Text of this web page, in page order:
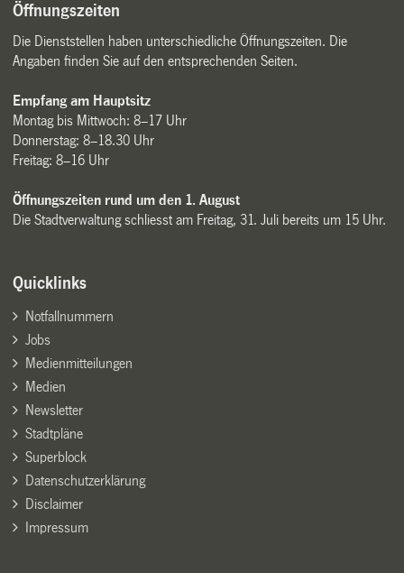
Öffnungszeiten
Die Dienststellen haben unterschiedliche Öffnungszeiten. Die
Angaben finden Sie auf den entsprechenden Seiten.
Empfang am Hauptsitz
Montag bis Mittwoch: 8–17 Uhr
Donnerstag: 8–18.30 Uhr
Freitag: 8–16 Uhr
Öffnungszeiten rund um den 1. August
Die Stadtverwaltung schliesst am Freitag, 31. Juli bereits um 15 Uhr.
Quicklinks
Notfallnummern
Jobs
Medienmitteilungen
Medien
Newsletter
Stadtpläne
Superblock
Datenschutzerklärung
Disclaimer
Impressum